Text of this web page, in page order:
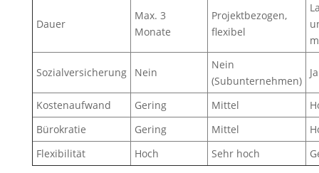
Dauer
Max. 3
Monate
Projektbezogen,
flexibel
Sozialversicherung Nein
Nein
(Subunternehmen)
Ja
Kostenaufwand Gering Mittel
Bürokratie
Gering Mittel
Flexibilität
Hoch Sehr hoch